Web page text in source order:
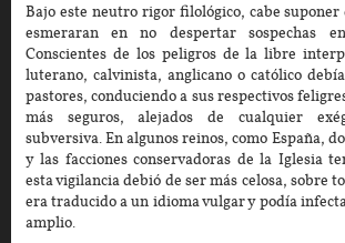
Bajo este neutro rigor filológico, cabe suponer
esmeraran en no despertar sospechas
Conscientes de los peligros de la libre
luterano, calvinista, anglicano o católico
pastores, conduciendo a sus respectivos
más seguros, alejados de cualquier
subversiva. En algunos reinos, como España,
y las facciones conservadoras de la Iglesia
esta vigilancia debió de ser más celosa, sobre
era traducido a un idioma vulgar y podía
amplio.